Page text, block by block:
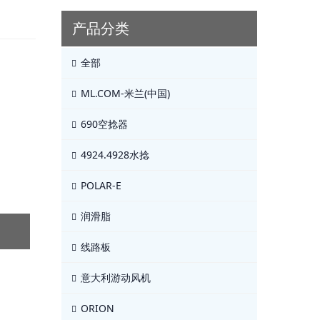
产品分类
全部
ML.COM-米兰(中国)
690空捻器
4924.4928水捻
POLAR-E
润滑脂
线路板
意大利游动风机
ORION